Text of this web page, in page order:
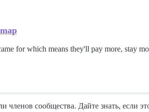
for which means they'll pay more, stay
сообщества. Дайте знать, если